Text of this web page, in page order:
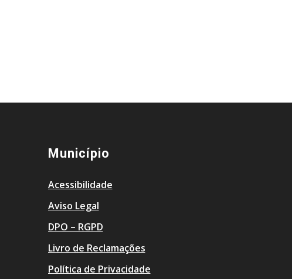
Município
Acessibilidade
Aviso Legal
DPO – RGPD
Livro de Reclamações
Política de Privacidade